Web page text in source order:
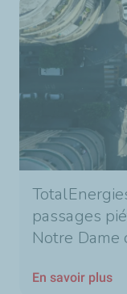
passages
Notre Dame
En savoir plus